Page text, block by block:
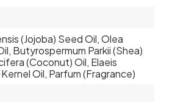
(Jojoba) Seed Oil, Olea
Butyrospermum Parkii (Shea)
(Coconut) Oil, Elaeis
Oil, Parfum (Fragrance)